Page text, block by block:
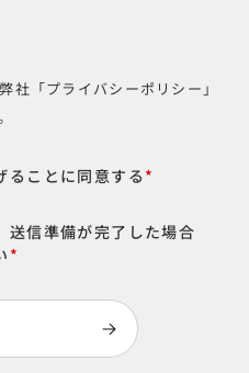
社「プライバシーポリシー」
ることに同意する *
送信準備が完了した場合
*